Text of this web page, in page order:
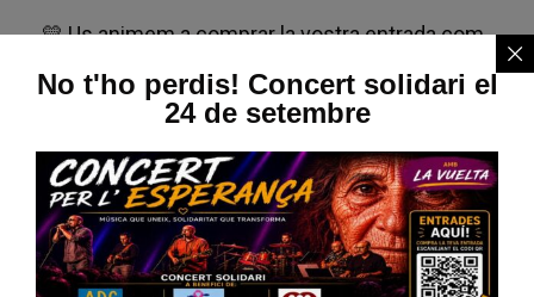
💛 Us animem a comprar la vostra entrada com
més aviat millor i a difondre l’esdeveniment entre
familiars i amics.
Si no hi podeu assistir, també podeu
col·laborar a través de la fila zero:
https://www.migranodearena.org/reto/concierto-
No t'ho perdis! Concert solidari el
24 de setembre